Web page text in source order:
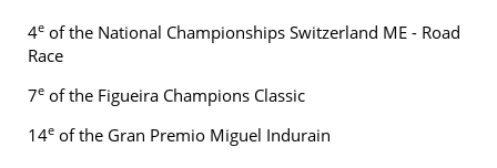
4e of the National Championships Switzerland ME - Road
Race
7e of the Figueira Champions Classic
14e of the Gran Premio Miguel Indurain